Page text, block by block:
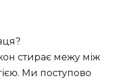
стирає межу між
Ми поступово